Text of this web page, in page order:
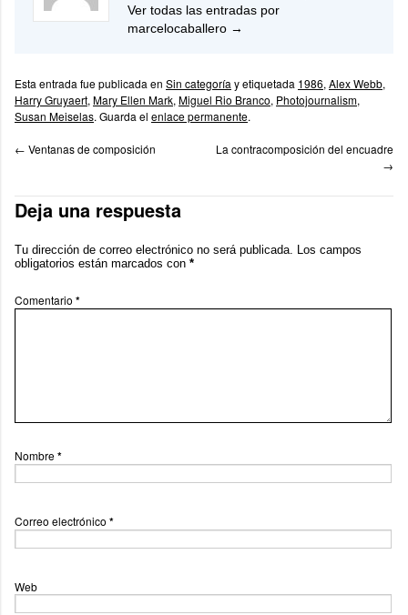
Ver todas las entradas por
marcelocaballero →
Esta entrada fue publicada en Sin categoría y etiquetada 1986, Alex Webb,
Harry Gruyaert, Mary Ellen Mark, Miguel Rio Branco, Photojournalism,
Susan Meiselas. Guarda el enlace permanente.
← Ventanas de composición
La contracomposición del encuadre
→
Deja una respuesta
Tu dirección de correo electrónico no será publicada. Los campos
obligatorios están marcados con *
Comentario *
Nombre*
Correo electrónico *
Web